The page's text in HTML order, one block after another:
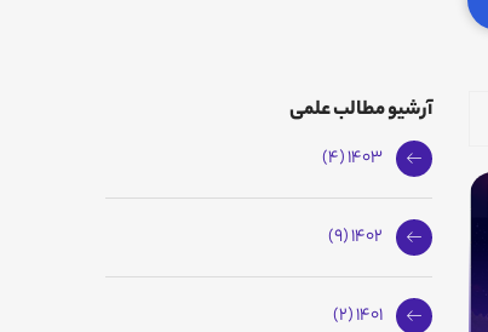
آرشیو مطالب علمی
1403 (4)
1402 (9)
1401 (2)